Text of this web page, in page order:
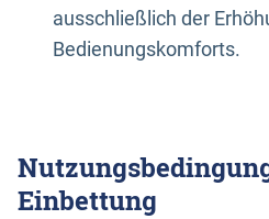
ausschließlich der
Bedienungskomforts.
Einbettung